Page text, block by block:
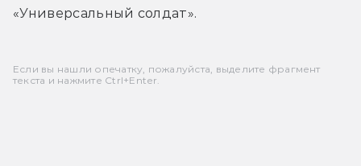
«Универсальный солдат».
Если вы нашли опечатку, пожалуйста, выделите фрагмент
текста и нажмите Ctrl+Enter.